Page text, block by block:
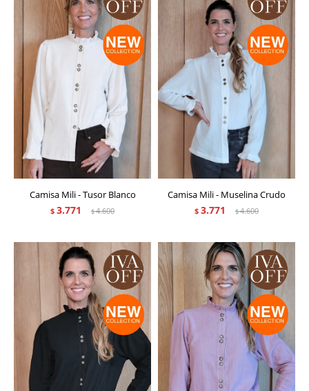
Camisa Mili - Tusor Blanco
$ 3.771 $4.600
Camisa Mili - Muselina Crudo
$ 3.771 $4.600